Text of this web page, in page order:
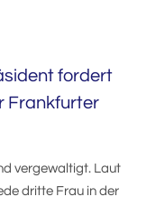
fordert
Frankfurter
vergewaltigt. Laut
dritte Frau in der